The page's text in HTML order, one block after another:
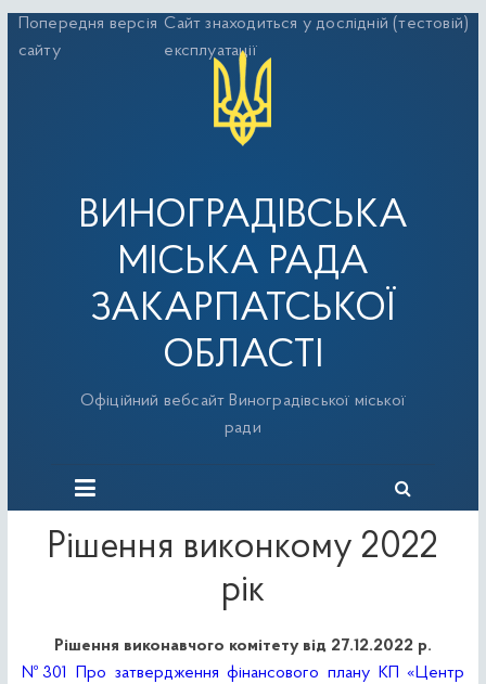
Перейти
до
Попередня версія
сайту
Сайт знаходиться у дослідній (тестовій)
експлуатації
ВИНОГРАДІВСЬКА
МІСЬКА РАДА
ЗАКАРПАТСЬКОЇ
ОБЛАСТІ
Офіційний вебсайт Виноградівської міської
ради
Рішення виконкому 2022
рік
Рішення виконавчого комітету від 27.12.2022 р.
№301 Про затвердження фінансового плану КП «Центр